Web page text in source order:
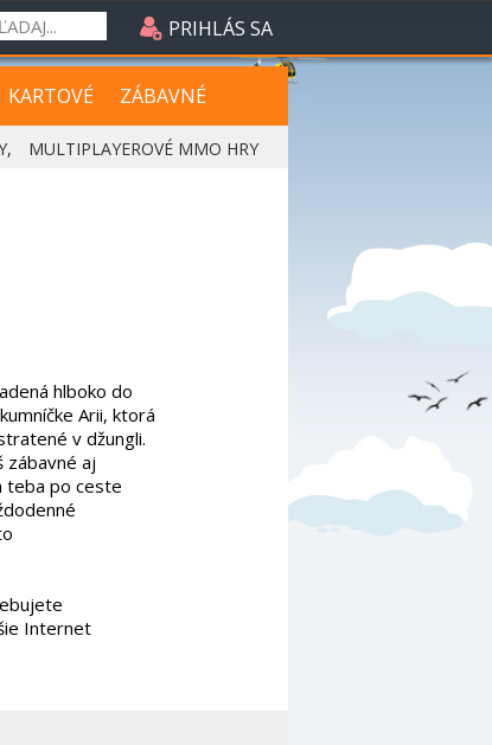
PRIHLÁS SA
KARTOVÉ ZÁBAVNÉ
, MULTIPLAYEROVÉ MMO HRY
hlboko do
Arii, ktorá
v džungli.
zábavné aj
teba po ceste
Internet